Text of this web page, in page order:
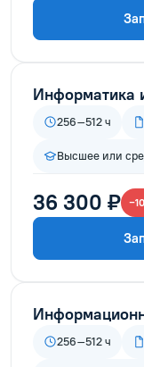
Информатика
256–512 ч
Высшее или
36 300 ₽
256–512 ч